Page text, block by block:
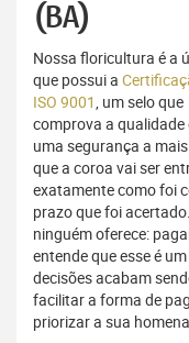
(BA)
Nossa floricultura é a
que possui a
ISO 9001, um selo que
comprova a qualidade
uma segurança a
que a coroa vai ser
exatamente como foi
prazo que foi
ninguém oferece:
entende que esse é
decisões acabam
facilitar a forma de
priorizar a sua